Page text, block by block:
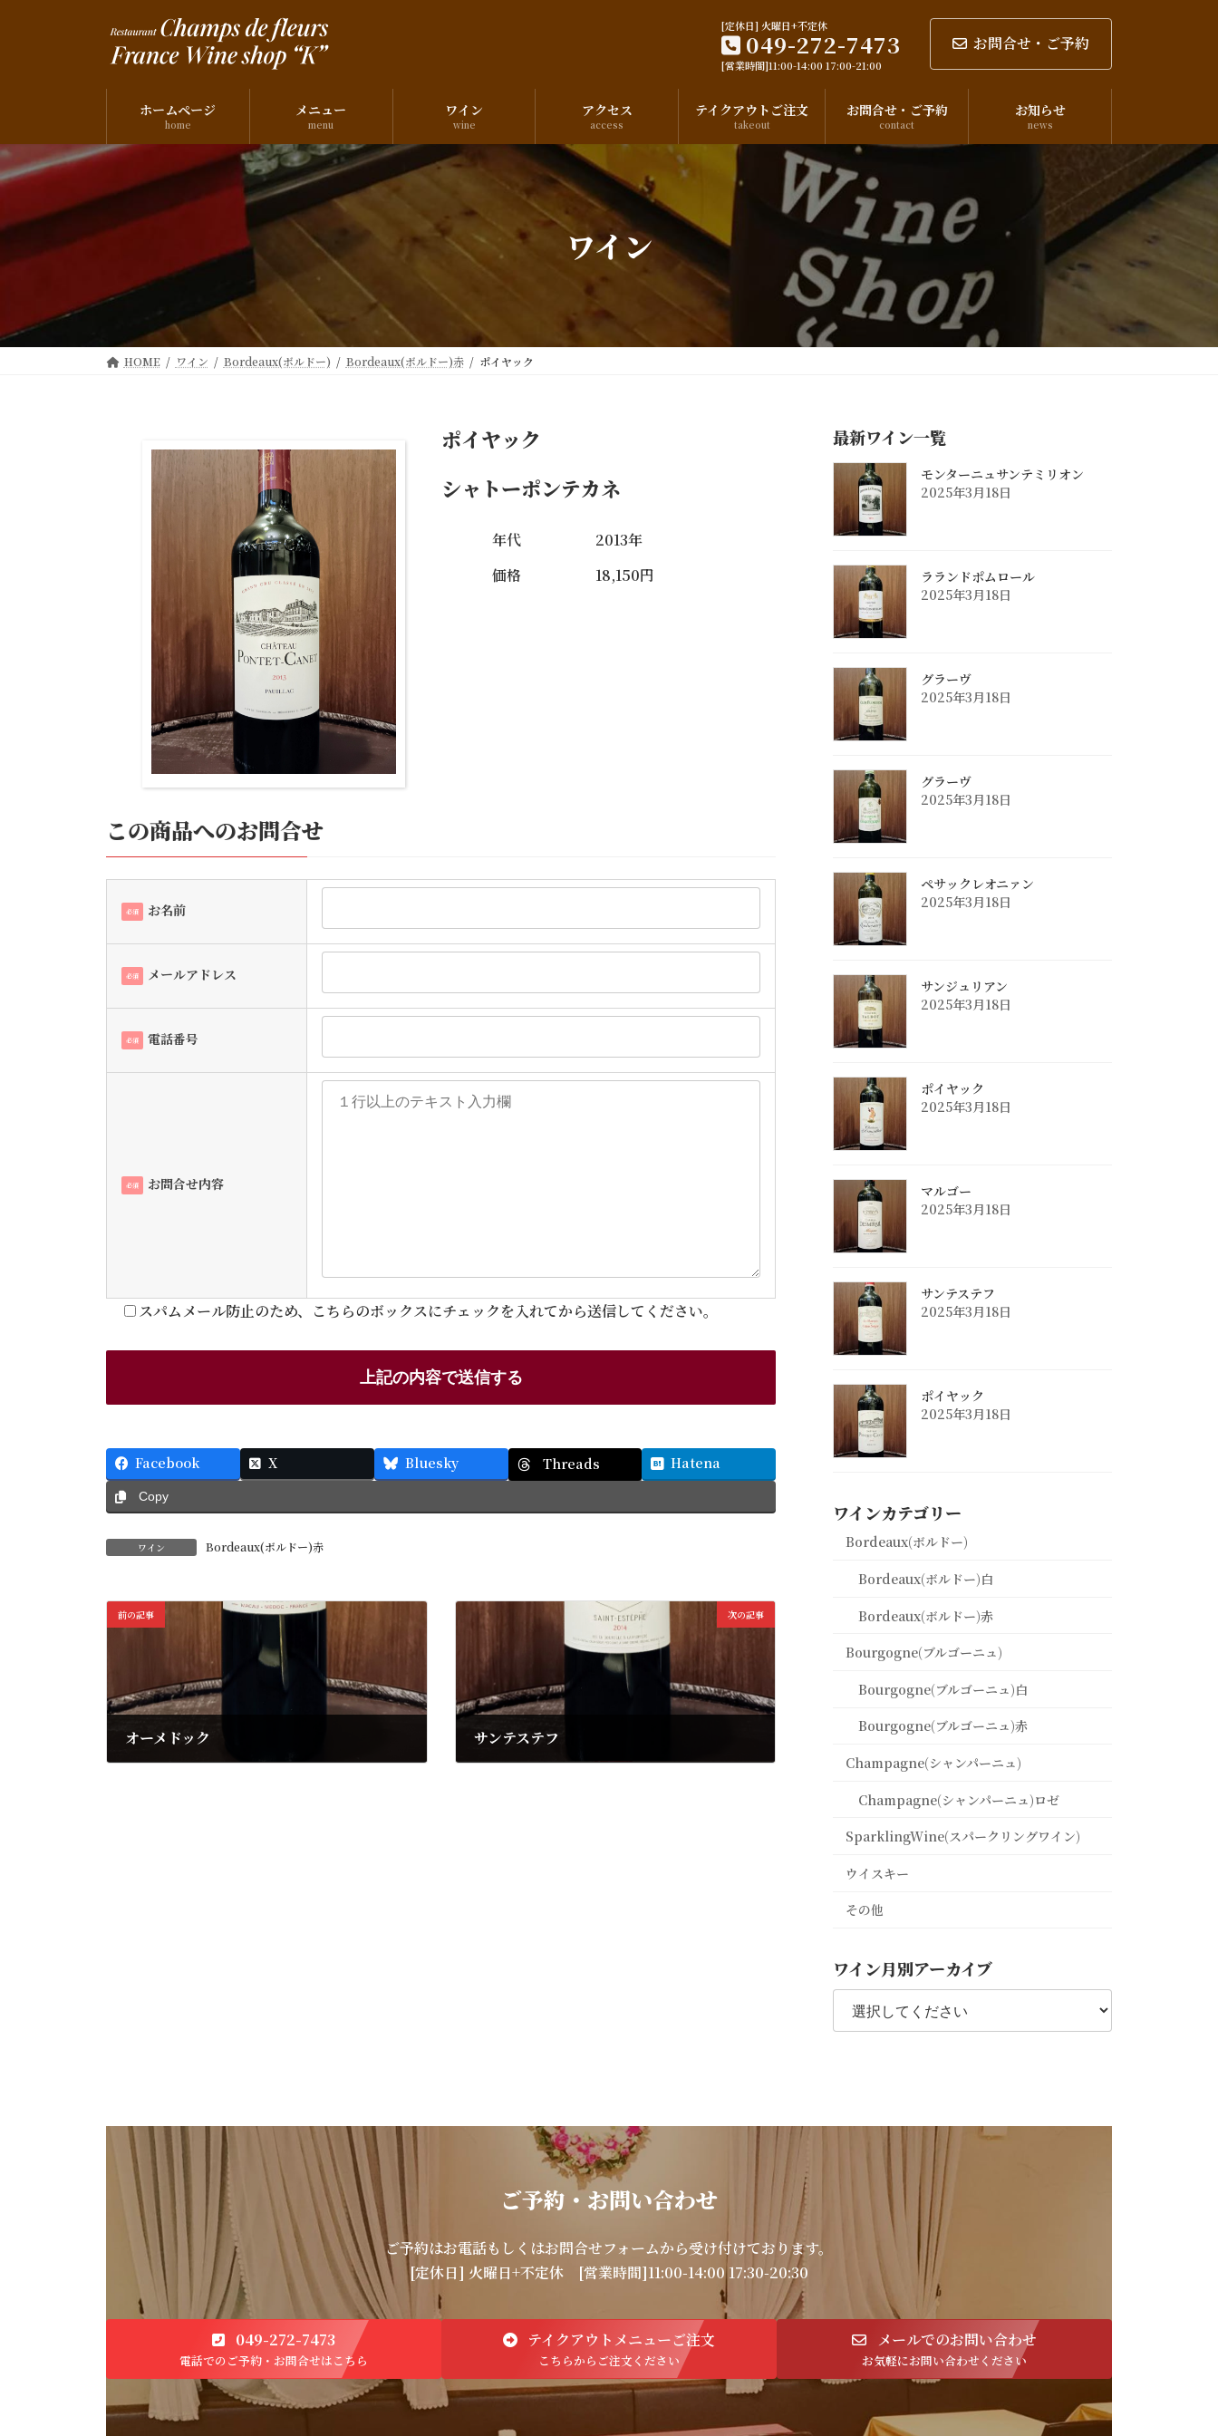
キ
ッ
に
移
[定休日] 火曜日+不定休
049-272-7473
[営業時間]11:00-14:00 17:00-21:00
お問合せ・ご予約
ホームページ
home
メニュー
menu
ワイン
wine
アクセス
access
テイクアウトご注文
takeout
お問合せ・ご予約
contact
お知らせ
news
ワイン
HOME ワイン Bordeaux(ボルドー) Bordeaux(ボルドー)赤 ポイヤック
ポイヤック
シャトーポンテカネ
年代
2013年
価格
18,150円
この商品へのお問合せ
必須 お名前
必須 メールアドレス
必須 電話番号
必須 お問合せ内容
スパムメール防止のため、こちらのボックスにチェックを入れてから送信してください。
Facebook X Bluesky Threads Hatena
Copy
ワイン Bordeaux(ボルドー)赤
前の記事
オーメドック
次の記事
サンテステフ
最新ワイン一覧
モンターニュサンテミリオン
2025年3月18日
ラランドポムロール
2025年3月18日
グラーヴ
2025年3月18日
グラーヴ
2025年3月18日
ペサックレオニァン
2025年3月18日
サンジュリアン
2025年3月18日
ポイヤック
2025年3月18日
マルゴー
2025年3月18日
サンテステフ
2025年3月18日
ポイヤック
2025年3月18日
ワインカテゴリー
Bordeaux(ボルドー)
Bordeaux(ボルドー)白
Bordeaux(ボルドー)赤
Bourgogne(ブルゴーニュ)
Bourgogne(ブルゴーニュ)白
Bourgogne(ブルゴーニュ)赤
Champagne(シャンパーニュ)
Champagne(シャンパーニュ)ロゼ
SparklingWine(スパークリングワイン)
ウイスキー
その他
ワイン月別アーカイブ
ご予約・お問い合わせ
ご予約はお電話もしくはお問合せフォームから受け付けております。
[定休日] 火曜日+不定休 [営業時間]11:00-14:00 17:30-20:30
049-272-7473
電話でのご予約・お問合せはこちら
テイクアウトメニューご注文
こちらからご注文ください
メールでのお問い合わせ
お気軽にお問い合わせください